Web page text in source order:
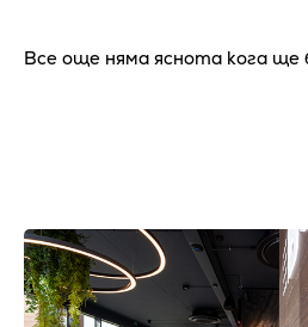
Все още няма яснота кога ще